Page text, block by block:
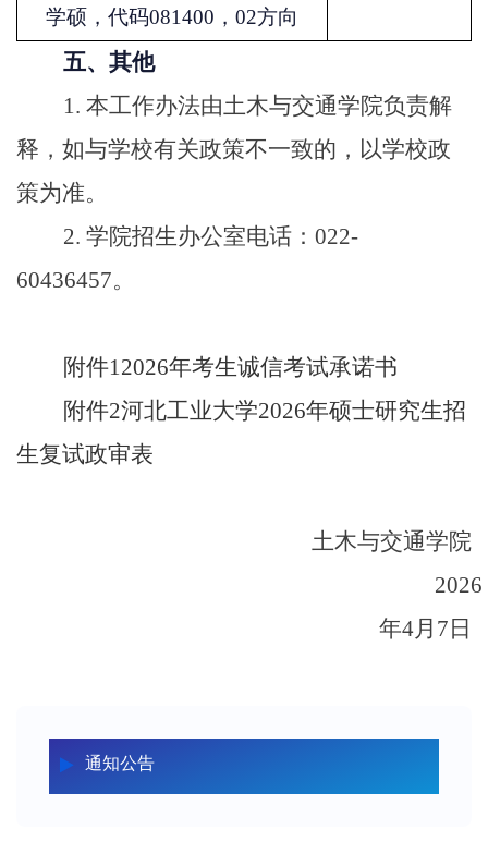
通知公告
学硕，代码081400，02方向
五、其他
1. 本工作办法由土木与交通学院负责解
释，如与学校有关政策不一致的，以学校政
策为准。
2. 学院招生办公室电话：022-
60436457。
附件1 2026年考生诚信考试承诺书
附件2河北工业大学2026年硕士研究生招
生复试政审表
土木与交通学院
2026
年4月7日